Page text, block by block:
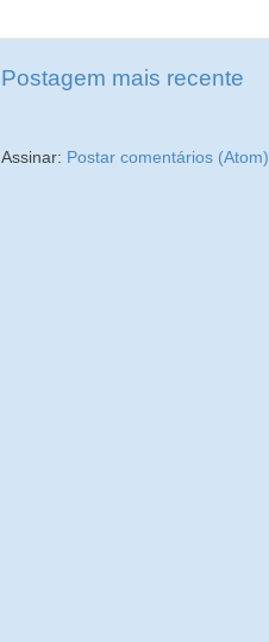
Postagem mais recente
Assinar: Postar comentários (Atom)